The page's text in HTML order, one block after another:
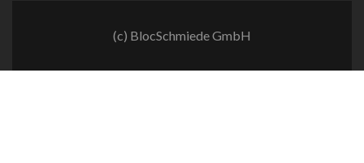
(c) BlocSchmiede GmbH